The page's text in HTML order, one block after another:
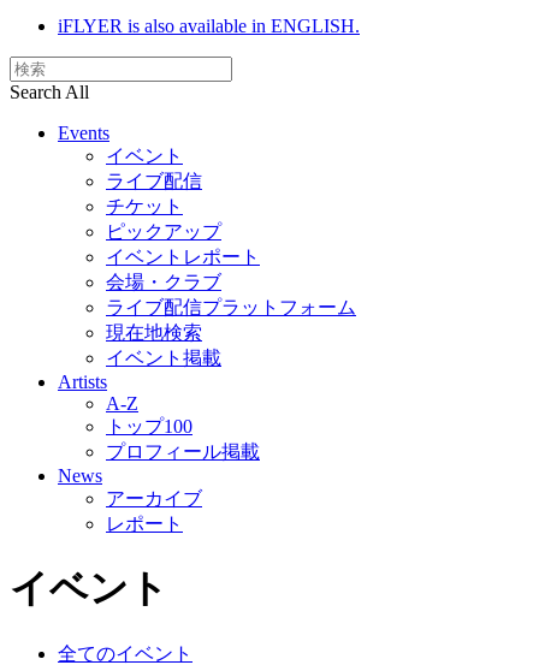
iFLYER is also available in ENGLISH.
Search All
Events
イベント
ライブ配信
チケット
ピックアップ
イベントレポート
会場・クラブ
ライブ配信プラットフォーム
現在地検索
イベント掲載
Artists
A-Z
トップ100
プロフィール掲載
News
アーカイブ
レポート
イベント
全てのイベント